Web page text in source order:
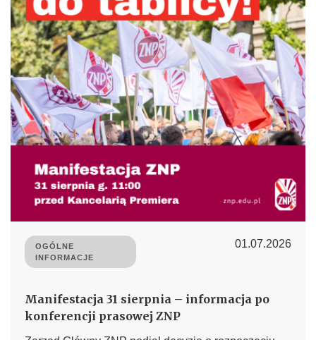
OGÓLNE
INFORMACJE
01.07.2026
Manifestacja 31 sierpnia – informacja po
konferencji prasowej ZNP